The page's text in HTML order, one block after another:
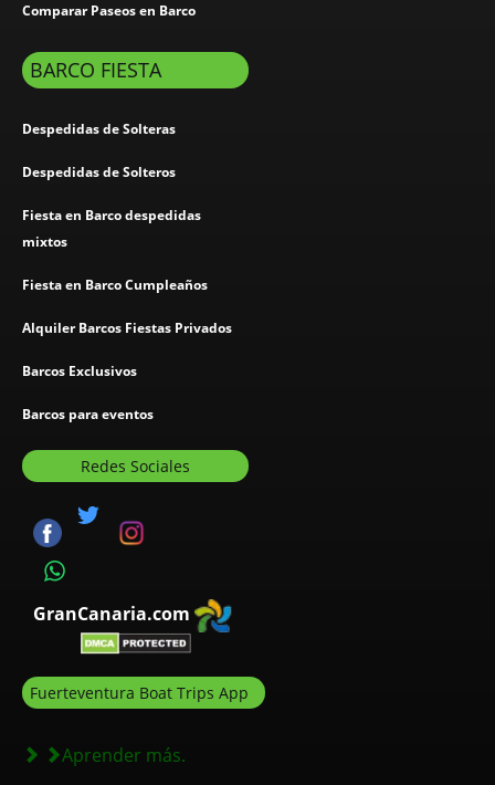
Comparar Paseos en Barco
BARCO FIESTA
Despedidas de Solteras
Despedidas de Solteros
Fiesta en Barco despedidas
mixtos
Fiesta en Barco Cumpleaños
Alquiler Barcos Fiestas Privados
Barcos Exclusivos
Barcos para eventos
Redes Sociales
GranCanaria.com
Fuerteventura Boat Trips App
Aprender más.